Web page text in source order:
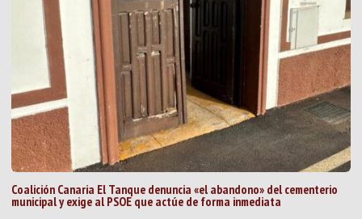
Coalición Canaria El Tanque denuncia «el abandono» del cementerio
municipal y exige al PSOE que actúe de forma inmediata